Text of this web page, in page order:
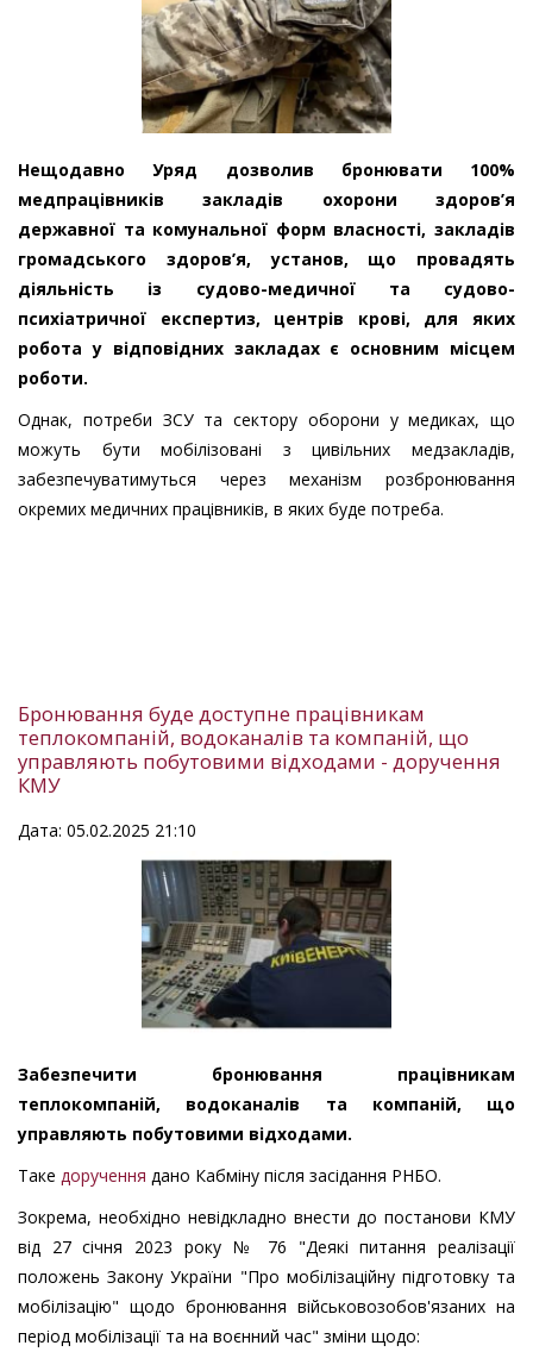
Нещодавно Уряд дозволив бронювати 100%
медпрацівників закладів охорони здоров’я
державної та комунальної форм власності, закладів
громадського здоров’я, установ, що провадять
діяльність із судово-медичної та судово-
психіатричної експертиз, центрів крові, для яких
робота у відповідних закладах є основним місцем
роботи.
Однак, потреби ЗСУ та сектору оборони у медиках, що
можуть бути мобілізовані з цивільних медзакладів,
забезпечуватимуться через механізм розбронювання
окремих медичних працівників, в яких буде потреба.
Бронювання буде доступне працівникам
теплокомпаній, водоканалів та компаній, що
управляють побутовими відходами - доручення
КМУ
Дата: 05.02.2025 21:10
Забезпечити бронювання працівникам
теплокомпаній, водоканалів та компаній, що
управляють побутовими відходами.
Таке доручення дано Кабміну після засідання РНБО.
Зокрема, необхідно невідкладно внести до постанови КМУ
від 27 січня 2023 року № 76 "Деякі питання реалізації
положень Закону України "Про мобілізаційну підготовку та
мобілізацію" щодо бронювання військовозобов'язаних на
період мобілізації та на воєнний час" зміни щодо: